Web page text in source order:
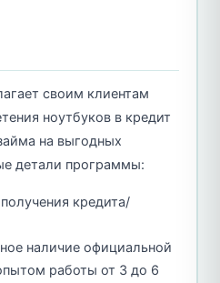
своим клиентам
ноутбуков в кредит
на выгодных
детали программы:
кредита/
наличие официальной
работы от 3 до 6